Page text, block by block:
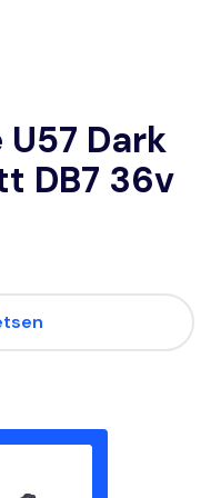
Dark
DB7 36v